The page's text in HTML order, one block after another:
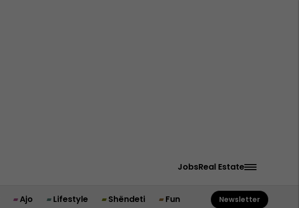
JobsReal Estate
Ajo Lifestyle Shëndeti Fun Newsletter